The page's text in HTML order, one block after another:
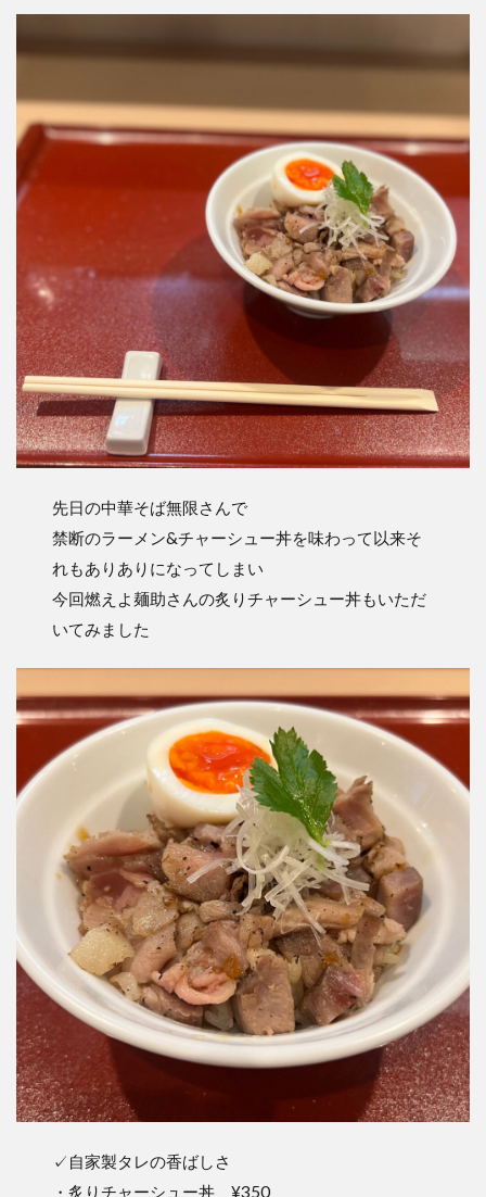
先日の中華そば無限さんで
禁断のラーメン&チャーシュー丼を味わって以来そ
れもありありになってしまい
今回燃えよ麺助さんの炙りチャーシュー丼もいただ
いてみました
✓自家製タレの香ばしさ
・炙りチャーシュー丼 ¥350